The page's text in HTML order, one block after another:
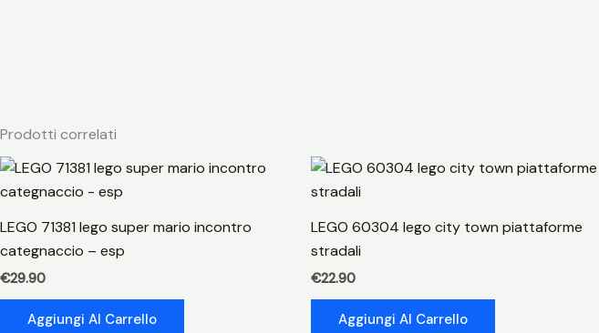
Prodotti correlati
LEGO 71381 lego super mario incontro
categnaccio – esp
€29.90
Aggiungi Al Carrello
LEGO 60304 lego city town piattaforme
stradali
€22.90
Aggiungi Al Carrello